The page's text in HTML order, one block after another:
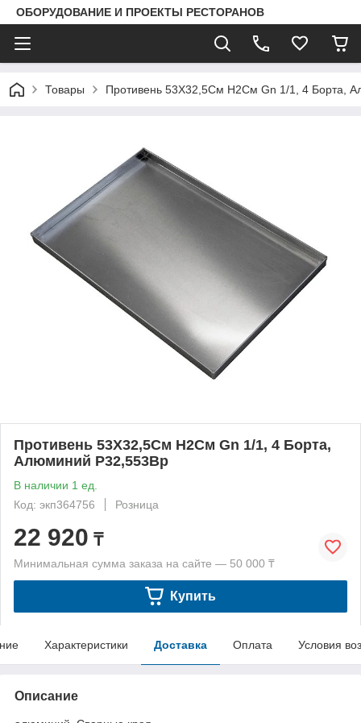
ОБОРУДОВАНИЕ И ПРОЕКТЫ РЕСТОРАНОВ
Товары Противень 53Х32,5См H2См Gn 1/1, 4 Борта,
Противень 53Х32,5См H2См Gn 1/1, 4 Борта,
Алюминий P32,553Bp
В наличии 1 ед.
Код: экп364756
Розница
22 920 ₸
Минимальная сумма заказа на сайте — 50 000 ₸
Купить
Характеристики Доставка Оплата Условия
Описание